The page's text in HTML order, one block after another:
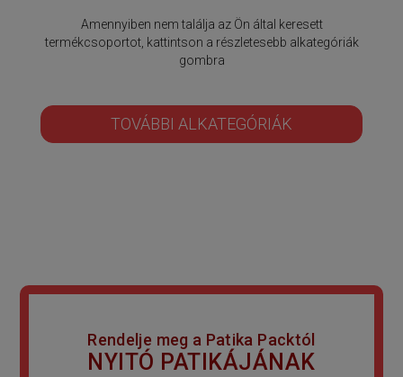
Amennyiben nem találja az Ön által keresett
termékcsoportot, kattintson a részletesebb alkategóriák
gombra
TOVÁBBI ALKATEGÓRIÁK
Rendelje meg a Patika Packtól
NYITÓ PATIKÁJÁNAK